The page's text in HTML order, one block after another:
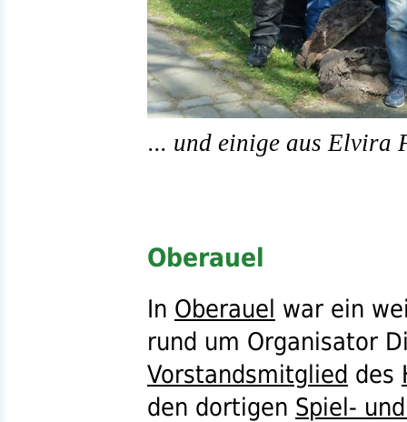
... und einige aus Elvira
Oberauel
In Oberauel war ein
rund um Organisator
Vorstandsmitglied des
den dortigen Spiel-